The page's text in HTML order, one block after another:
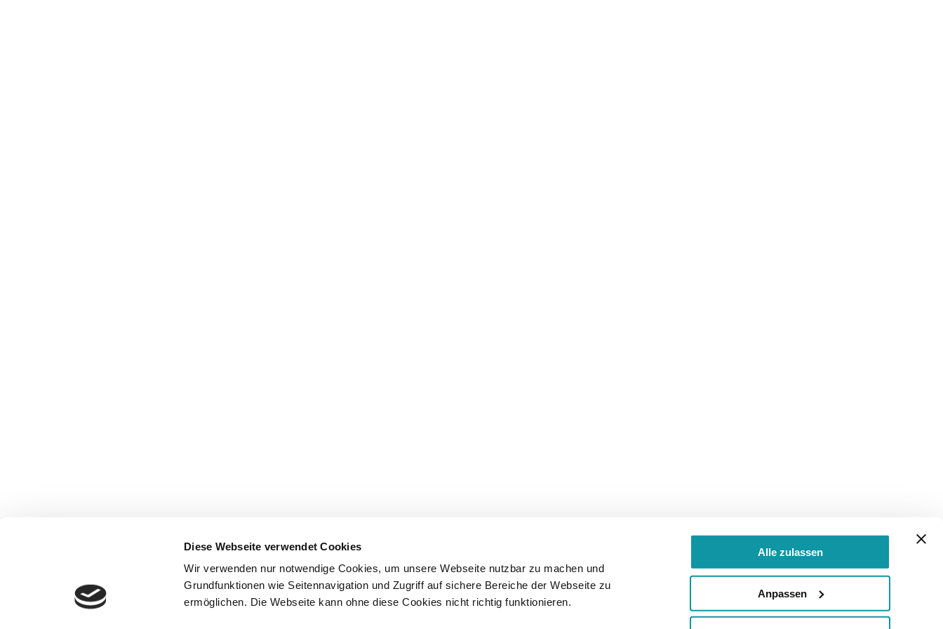
Diese Webseite verwendet Cookies
Wir verwenden nur notwendige Cookies, um unsere Webseite nutzbar zu machen und
Grundfunktionen wie Seitennavigation und Zugriff auf sichere Bereiche der Webseite zu
ermöglichen. Die Webseite kann ohne diese Cookies nicht richtig funktionieren.
Alle zulassen
Anpassen